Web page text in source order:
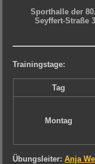
Sporthalle der
Seyffert-Straße 3
Trainingstage:
Tag
Montag
Übungsleiter:Anja